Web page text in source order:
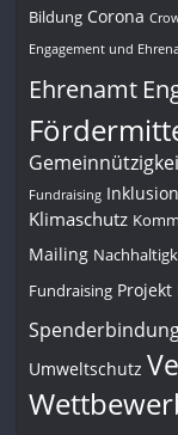
Bildung Corona
Engagement und
Ehrenamt
Fundraising Inklusion
Klimaschutz
Mailing
Fundraising Projekt
Umweltschutz